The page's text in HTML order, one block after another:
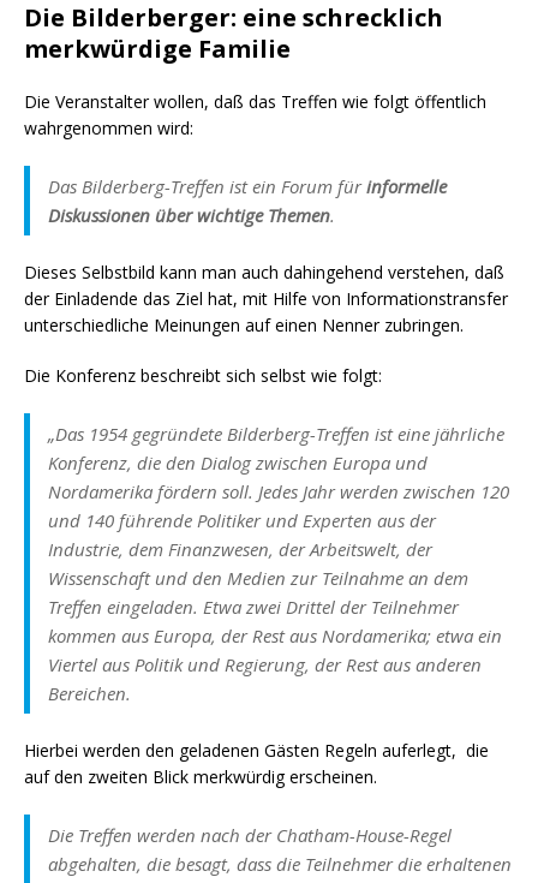
Die Bilderberger: eine schrecklich
merkwürdige Familie
Die Veranstalter wollen, daß das Treffen wie folgt öffentlich
wahrgenommen wird:
Das Bilderberg-Treffen ist ein Forum fürinformelle
Diskussionen über wichtige Themen.
Dieses Selbstbild kann man auch dahingehend verstehen, daß
der Einladende das Ziel hat, mit Hilfe von Informationstransfer
unterschiedliche Meinungen auf einen Nenner zubringen.
Die Konferenz beschreibt sich selbst wie folgt:
„Das 1954 gegründete Bilderberg-Treffen ist eine jährliche
Konferenz, die den Dialog zwischen Europa und
Nordamerika fördern soll. Jedes Jahr werden zwischen 120
und 140 führende Politiker und Experten aus der
Industrie, dem Finanzwesen, der Arbeitswelt, der
Wissenschaft und den Medien zur Teilnahme an dem
Treffen eingeladen. Etwa zwei Drittel der Teilnehmer
kommen aus Europa, der Rest aus Nordamerika; etwa ein
Viertel aus Politik und Regierung, der Rest aus anderen
Bereichen.
Hierbei werden den geladenen Gästen Regeln auferlegt, die
auf den zweiten Blick merkwürdig erscheinen.
Die Treffen werden nach der Chatham-House-Regel
abgehalten, die besagt, dass die Teilnehmer die erhaltenen